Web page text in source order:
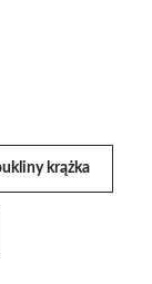
krążka